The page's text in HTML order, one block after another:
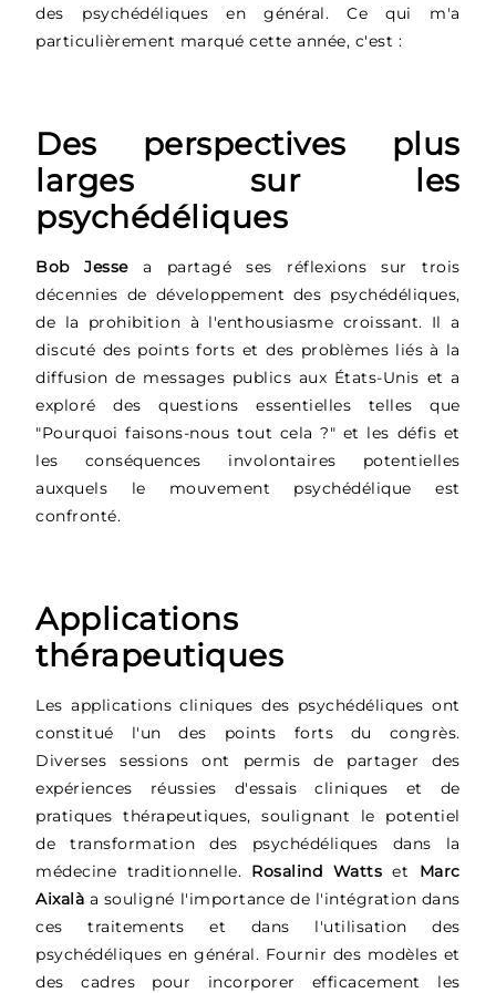
des psychédéliques en général. Ce qui m'a
particulièrement marqué cette année, c'est :
Des perspectives plus
larges sur les
psychédéliques
Bob Jessea partagé ses réflexions sur trois
décennies de développement des psychédéliques,
de la prohibition à l'enthousiasme croissant. Il a
discuté des points forts et des problèmes liés à la
diffusion de messages publics aux États-Unis et a
exploré des questions essentielles telles que
"Pourquoi faisons-nous tout cela ?" et les défis et
les conséquences involontaires potentielles
auxquels le mouvement psychédélique est
confronté.
Applications
thérapeutiques
Les applications cliniques des psychédéliques ont
constitué l'un des points forts du congrès.
Diverses sessions ont permis de partager des
expériences réussies d'essais cliniques et de
pratiques thérapeutiques, soulignant le potentiel
de transformation des psychédéliques dans la
médecine traditionnelle. Rosalind Watts et Marc
Aixalà a souligné l'importance de l'intégration dans
ces traitements et dans l'utilisation des
psychédéliques en général. Fournir des modèles et
des cadres pour incorporer efficacement les